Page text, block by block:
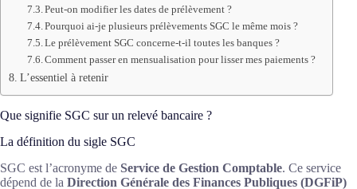
Peut-on modifier les dates de prélèvement ?
Pourquoi ai-je plusieurs prélèvements SGC le même mois ?
Le prélèvement SGC concerne-t-il toutes les banques ?
Comment passer en mensualisation pour lisser mes paiements ?
L’essentiel à retenir
Que signifie SGC sur un relevé bancaire ?
La définition du sigle SGC
SGC est l’acronyme de Service de Gestion Comptable. Ce service
dépend de la Direction Générale des Finances Publiques (DGFiP)